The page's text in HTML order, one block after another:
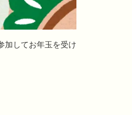
加してお年玉を受け